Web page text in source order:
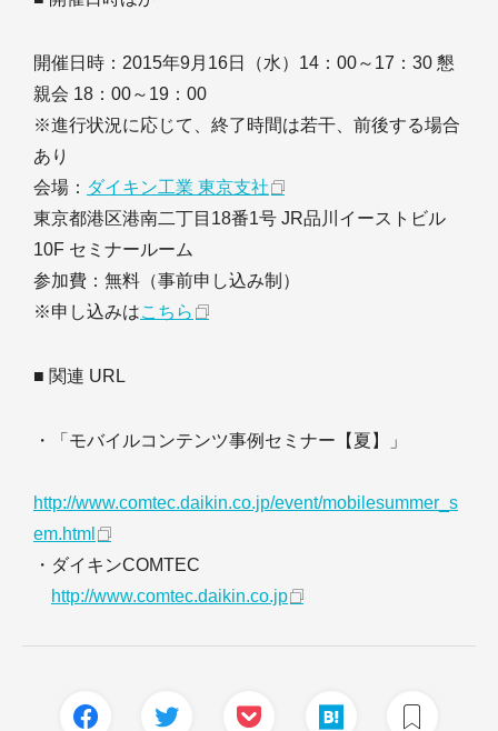
開催日時：2015年9月16日（水）14：00～17：30 懇
親会 18：00～19：00
※進行状況に応じて、終了時間は若干、前後する場合
あり
会場： ダイキン工業 東京支社
東京都港区港南二丁目18番1号 JR品川イーストビル
10F セミナールーム
参加費：無料（事前申し込み制）
※申し込みはこちら
■ 関連 URL
・「モバイルコンテンツ事例セミナー【夏】」
http://www.comtec.daikin.co.jp/event/mobilesummer_s
em.html
・ダイキンCOMTEC
http://www.comtec.daikin.co.jp